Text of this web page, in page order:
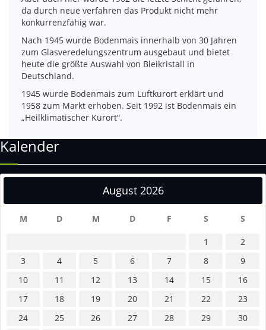
da durch neue verfahren das Produkt nicht mehr
konkurrenzfähig war.
Nach 1945 wurde Bodenmais innerhalb von 30 Jahren
zum Glasveredelungszentrum ausgebaut und bietet
heute die größte Auswahl von Bleikristall in
Deutschland.
1945 wurde Bodenmais zum Luftkurort erklärt und
1958 zum Markt erhoben. Seit 1992 ist Bodenmais ein
„Heilklimatischer Kurort“.
Kalender
August 2026
M D M D F S S
1
2
3
4 5 6 7 8
9
10
11 12 13 14 15
16
17
18 19 20 21 22
23
24
25 26 27 28 29
30